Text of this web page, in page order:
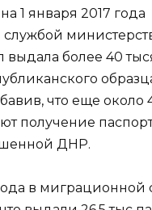
1 января 2017 года
выдала более 40
что еще около
получение
ДНР.
в миграционной